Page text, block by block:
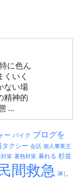
に色ん
いく
ない場
精神的
...
ー バイク ブログを
タクシー 会話 個人事業主
対策 暑熱対策 暴れる 杉並
間救急 淋し